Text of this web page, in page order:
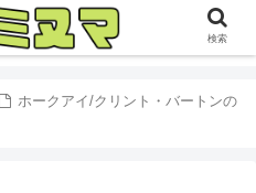
ホークアイ/クリント・バートンの
検索